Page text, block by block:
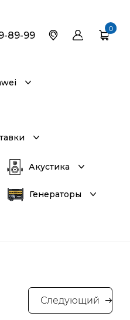
89-99
0
Акустика
Генераторы
Следующий